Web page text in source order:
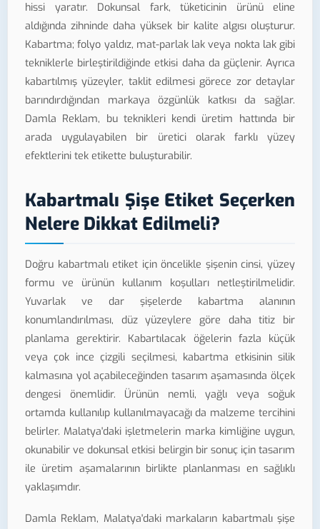
hissi yaratır. Dokunsal fark, tüketicinin ürünü eline
aldığında zihninde daha yüksek bir kalite algısı oluşturur.
Kabartma; folyo yaldız, mat-parlak lak veya nokta lak gibi
tekniklerle birleştirildiğinde etkisi daha da güçlenir. Ayrıca
kabartılmış yüzeyler, taklit edilmesi görece zor detaylar
barındırdığından markaya özgünlük katkısı da sağlar.
Damla Reklam, bu teknikleri kendi üretim hattında bir
arada uygulayabilen bir üretici olarak farklı yüzey
efektlerini tek etikette buluşturabilir.
Kabartmalı Şişe Etiket Seçerken
Nelere Dikkat Edilmeli?
Doğru kabartmalı etiket için öncelikle şişenin cinsi, yüzey
formu ve ürünün kullanım koşulları netleştirilmelidir.
Yuvarlak ve dar şişelerde kabartma alanının
konumlandırılması, düz yüzeylere göre daha titiz bir
planlama gerektirir. Kabartılacak öğelerin fazla küçük
veya çok ince çizgili seçilmesi, kabartma etkisinin silik
kalmasına yol açabileceğinden tasarım aşamasında ölçek
dengesi önemlidir. Ürünün nemli, yağlı veya soğuk
ortamda kullanılıp kullanılmayacağı da malzeme tercihini
belirler. Malatya'daki işletmelerin marka kimliğine uygun,
okunabilir ve dokunsal etkisi belirgin bir sonuç için tasarım
ile üretim aşamalarının birlikte planlanması en sağlıklı
yaklaşımdır.
Damla Reklam, Malatya'daki markaların kabartmalı şişe